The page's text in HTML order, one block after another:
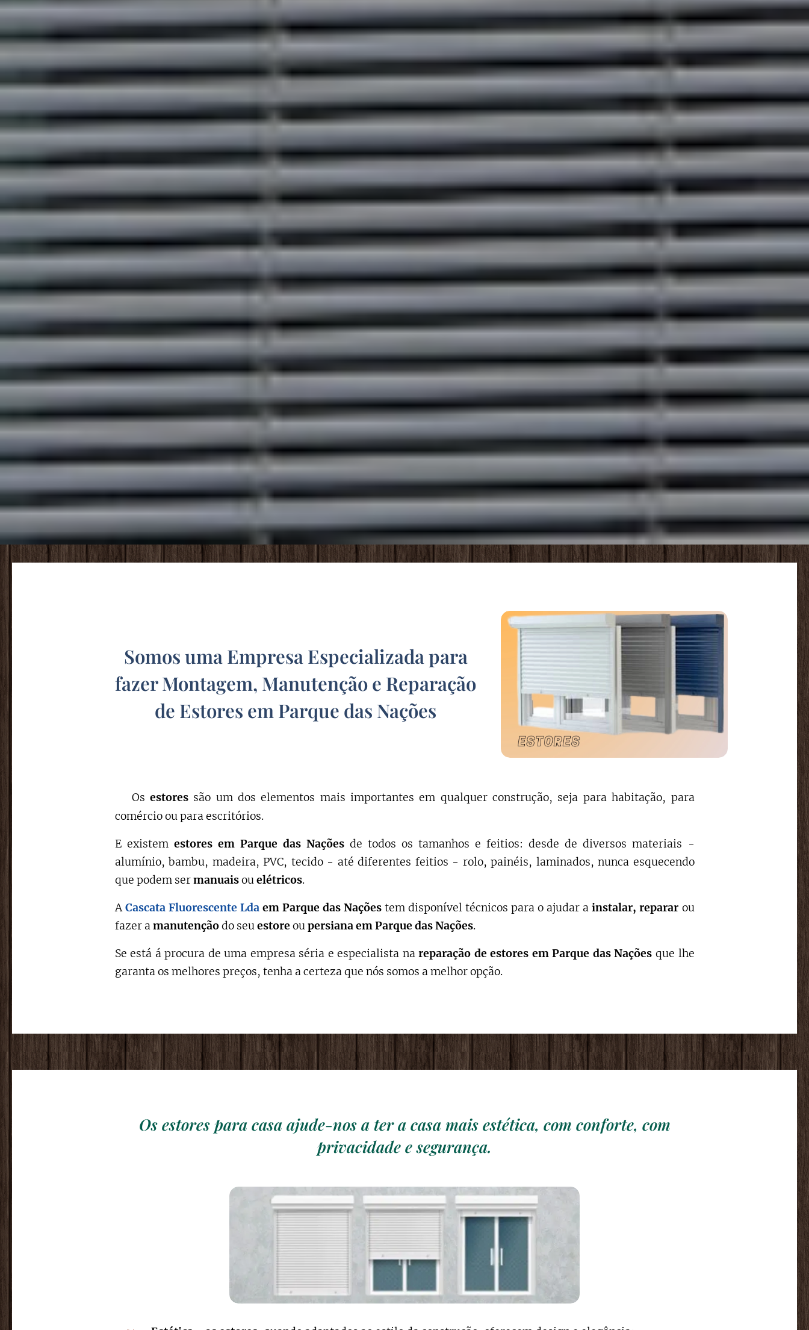
Somos uma Empresa Especializada para
fazer Montagem, Manutenção e Reparação
de Estores em Parque das Nações
Os estoressão um dos elementos mais importantes em qualquer construção, seja para habitação, para
comércio ou para escritórios.
E existem estores em Parque das Nações de todos os tamanhos e feitios: desde de diversos materiais -
alumínio, bambu, madeira, PVC, tecido - até diferentes feitios - rolo, painéis, laminados, nunca esquecendo
que podem sermanuaisouelétricos.
ACascata Fluorescente Ldaem Parque das Nações tem disponível técnicos para o ajudar ainstalar, reparar ou
fazer amanutençãodo seuestore oupersiana emParque das Nações.
Se está á procura de uma empresa séria e especialista nareparação de estores emParque das Nações que lhe
garanta os melhores preços, tenha a certeza que nós somos a melhor opção.
Os estores para casa ajude-nos a ter a casa mais estética, com conforte, com
privacidade e segurança.